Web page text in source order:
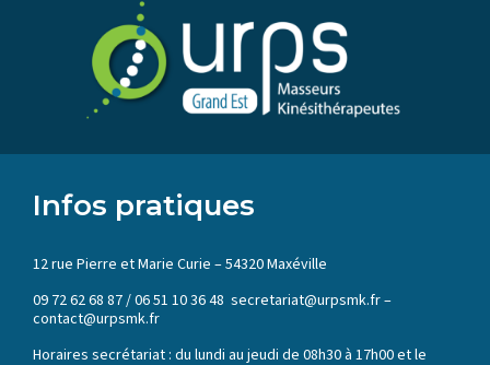
Infos pratiques
12 rue Pierre et Marie Curie – 54320 Maxéville
09 72 62 68 87 / 06 51 10 36 48 secretariat@urpsmk.fr –
contact@urpsmk.fr
Horaires secrétariat : du lundi au jeudi de 08h30 à 17h00 et le